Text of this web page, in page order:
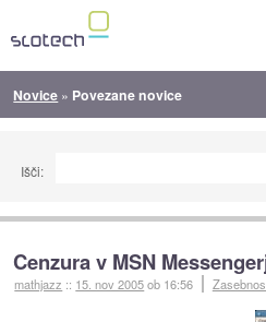
Novice » Povezane novice
Išči:
Cenzura v MSN
mathjazz :: 15. nov 2005ob 16:56